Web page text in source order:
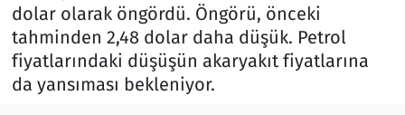
dolar olarak öngördü. Öngörü, önceki
tahminden 2,48 dolar daha düşük. Petrol
fiyatlarındaki düşüşün akaryakıt fiyatlarına
da yansıması bekleniyor.
Lezzet Durağı
Memur ve Kamu